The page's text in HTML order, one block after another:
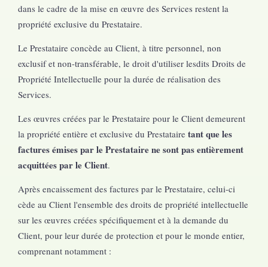
dans le cadre de la mise en œuvre des Services restent la
propriété exclusive du Prestataire.
Le Prestataire concède au Client, à titre personnel, non
exclusif et non-transférable, le droit d'utiliser lesdits Droits de
Propriété Intellectuelle pour la durée de réalisation des
Services.
Les œuvres créées par le Prestataire pour le Client demeurent
la propriété entière et exclusive du Prestataire tant que les
factures émises par le Prestataire ne sont pas entièrement
acquittées par le Client.
Après encaissement des factures par le Prestataire, celui-ci
cède au Client l'ensemble des droits de propriété intellectuelle
sur les œuvres créées spécifiquement et à la demande du
Client, pour leur durée de protection et pour le monde entier,
comprenant notamment :